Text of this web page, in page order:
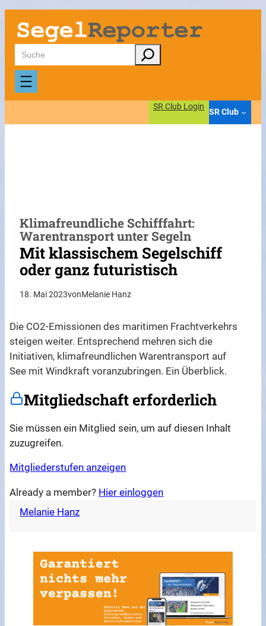
Zum
Inhalt
springen
Suchen
SR Club Login
SR Club
Klimafreundliche Schifffahrt:
Warentransport unter Segeln
Mit klassischem Segelschiff
oder ganz futuristisch
18. Mai 2023vonMelanie Hanz
Die CO2-Emissionen des maritimen Frachtverkehrs
steigen weiter. Entsprechend mehren sich die
Initiativen, klimafreundlichen Warentransport auf
See mit Windkraft voranzubringen. Ein Überblick.
Mitgliedschaft erforderlich
Sie müssen ein Mitglied sein, um auf diesen Inhalt
zuzugreifen.
Mitgliederstufen anzeigen
Already a member? Hier einloggen
Melanie Hanz